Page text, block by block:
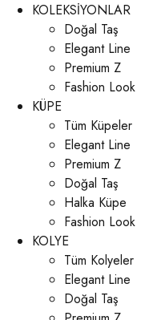
KOLEKSİYONLAR
Doğal Taş
Elegant Line
Premium Z
Fashion Look
KÜPE
Tüm Küpeler
Elegant Line
Premium Z
Doğal Taş
Halka Küpe
Fashion Look
KOLYE
Tüm Kolyeler
Elegant Line
Doğal Taş